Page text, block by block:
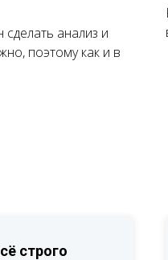
анализ и
поэтому как и в
строго